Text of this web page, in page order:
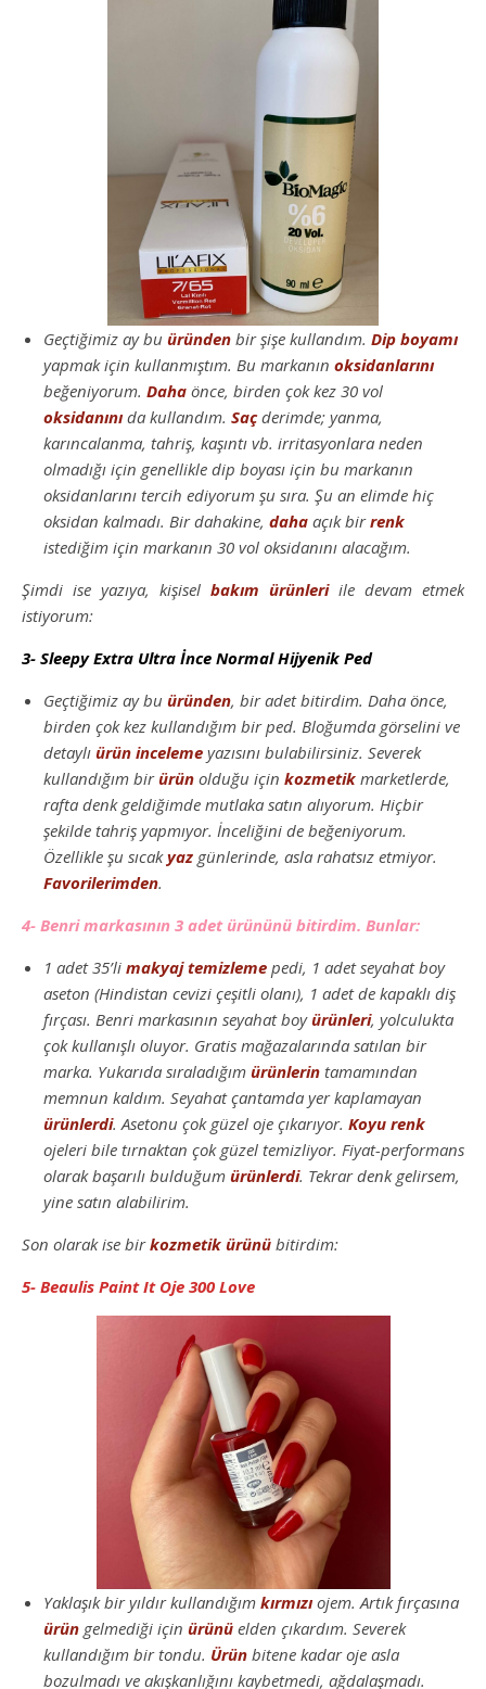
Geçtiğimiz ay bu üründen bir şişe kullandım. Dip boyamı
yapmak için kullanmıştım. Bu markanın oksidanlarını
beğeniyorum. Daha önce, birden çok kez 30 vol
oksidanınıda kullandım. Saçderimde; yanma,
karıncalanma, tahriş, kaşıntı vb. irritasyonlara neden
olmadığı için genellikle dip boyası için bu markanın
oksidanlarını tercih ediyorum şu sıra. Şu an elimde hiç
oksidan kalmadı. Bir dahakine, daha açık birrenk
istediğim için markanın 30 vol oksidanını alacağım.
Şimdi ise yazıya, kişisel bakım ürünleriile devam etmek
istiyorum:
3- Sleepy Extra Ultra İnce Normal Hijyenik Ped
Geçtiğimiz ay bu üründen, bir adet bitirdim. Daha önce,
birden çok kez kullandığım bir ped. Bloğumda görselini ve
detaylı ürün inceleme yazısını bulabilirsiniz. Severek
kullandığım birürün olduğu için kozmetik marketlerde,
rafta denk geldiğimde mutlaka satın alıyorum. Hiçbir
şekilde tahriş yapmıyor. İnceliğini de beğeniyorum.
Özellikle şu sıcakyaz günlerinde, asla rahatsız etmiyor.
Favorilerimden.
4- Benri markasının 3 adet ürününü bitirdim. Bunlar:
1 adet 35’li makyaj temizleme pedi, 1 adet seyahat boy
aseton (Hindistan cevizi çeşitli olanı), 1 adet de kapaklı diş
fırçası. Benri markasının seyahat boyürünleri, yolculukta
çok kullanışlı oluyor. Gratis mağazalarında satılan bir
marka. Yukarıda sıraladığım ürünlerin tamamından
memnun kaldım. Seyahat çantamda yer kaplamayan
ürünlerdi. Asetonu çok güzel oje çıkarıyor. Koyu renk
ojeleri bile tırnaktan çok güzel temizliyor. Fiyat-performans
olarak başarılı bulduğum ürünlerdi. Tekrar denk gelirsem,
yine satın alabilirim.
Son olarak ise birkozmetik ürünü bitirdim:
5- Beaulis Paint It Oje 300 Love
Yaklaşık bir yıldır kullandığım kırmızıojem. Artık fırçasına
ürün gelmediği için ürünü elden çıkardım. Severek
kullandığım bir tondu. Ürün bitene kadar oje asla
bozulmadı ve akışkanlığını kaybetmedi, ağdalaşmadı.